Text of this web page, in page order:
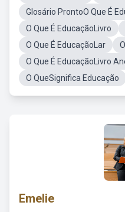
Glosário ProntoO Que É
O Que É EducaçãoLivro
O Que É EducaçãoLar
O Que É EducaçãoLivro
O QueSignifica Educação
Emelie